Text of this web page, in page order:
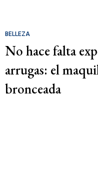
BELLEZA
No hace falta
arrugas: el
bronceada